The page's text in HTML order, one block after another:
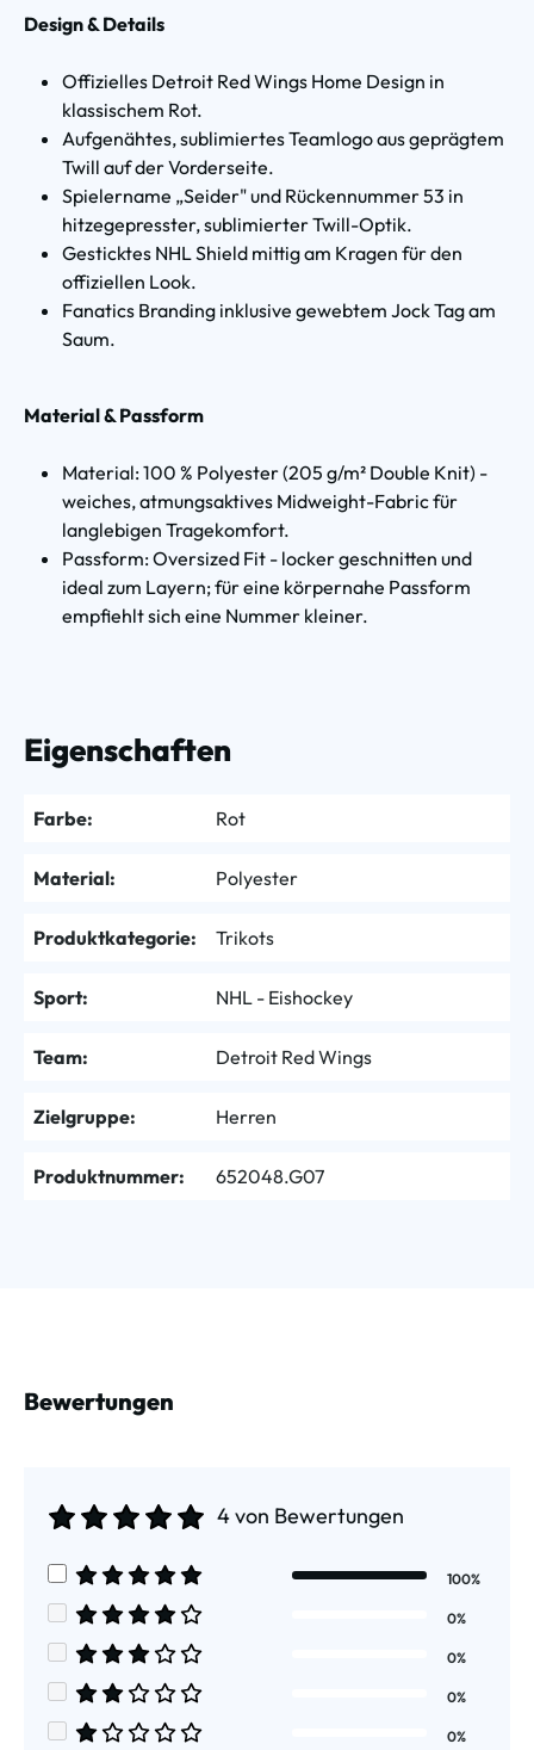
Design & Details
Offizielles Detroit Red Wings Home Design in
klassischem Rot.
Aufgenähtes, sublimiertes Teamlogo aus geprägtem
Twill auf der Vorderseite.
Spielername „Seider" und Rückennummer 53 in
hitzegepresster, sublimierter Twill-Optik.
Gesticktes NHL Shield mittig am Kragen für den
offiziellen Look.
Fanatics Branding inklusive gewebtem Jock Tag am
Saum.
Material & Passform
Material: 100 % Polyester (205 g/m² Double Knit) -
weiches, atmungsaktives Midweight-Fabric für
langlebigen Tragekomfort.
Passform: Oversized Fit - locker geschnitten und
ideal zum Layern; für eine körpernahe Passform
empfiehlt sich eine Nummer kleiner.
Eigenschaften
Farbe: Rot
Material: Polyester
Produktkategorie: Trikots
Sport: NHL - Eishockey
Team: Detroit Red Wings
Zielgruppe: Herren
Produktnummer: 652048.G07
Bewertungen
4 von Bewertungen
Durchschnittliche Bewertung von 5 von 5 Sternen
100%
Durchschnittliche Bewertung von 4 von 5 Sternen
0%
Durchschnittliche Bewertung von 3 von 5 Sternen
0%
Durchschnittliche Bewertung von 2 von 5 Sternen
0%
0%